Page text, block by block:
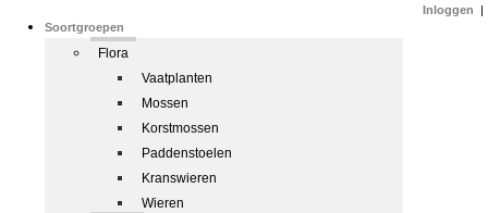
Soortgroepen
Flora
Vaatplanten
Mossen
Korstmossen
Paddenstoelen
Kranswieren
Wieren
Inloggen |